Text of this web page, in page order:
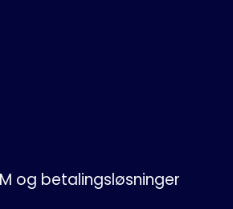
og betalingsløsninger